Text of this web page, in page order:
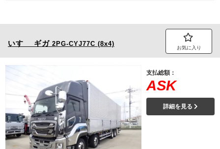
いすゞ ギガ 2PG-CYJ77C (8x4)
お気に入り
支払総額：
ASK
詳細を見る